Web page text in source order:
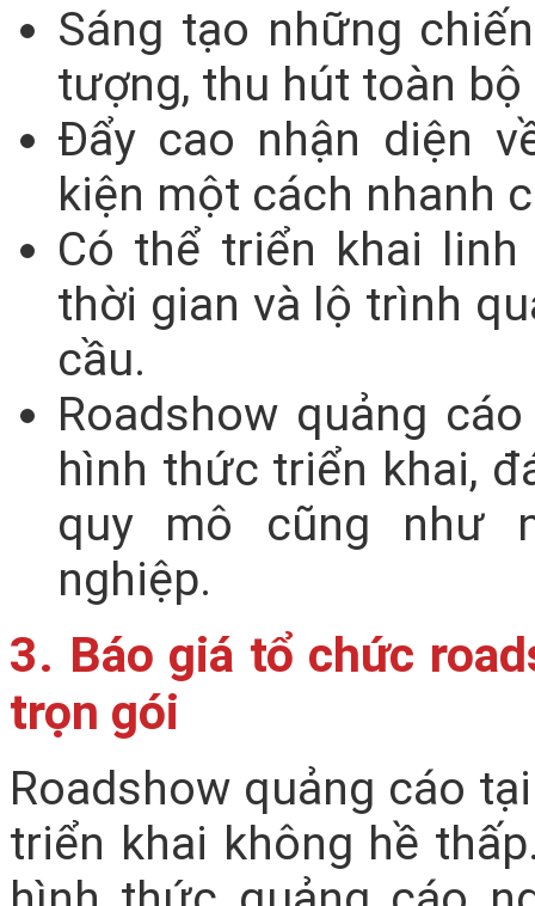
Sáng tạo những
tượng, thu hút toàn
Đẩy cao nhận diện
kiện một cách nhanh
Có thể triển khai
thời gian và lộ trình
cầu.
Roadshow quảng
hình thức triển khai,
quy mô cũng như
nghiệp.
3. Báo giá tổ chức
trọn gói
Roadshow quảng cáo
triển khai không hề